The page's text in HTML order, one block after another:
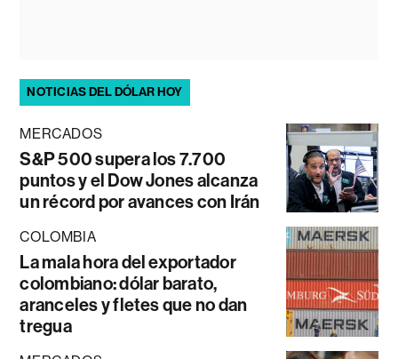
NOTICIAS DEL DÓLAR HOY
MERCADOS
S&P 500 supera los 7.700
puntos y el Dow Jones alcanza
un récord por avances con Irán
COLOMBIA
La mala hora del exportador
colombiano: dólar barato,
aranceles y fletes que no dan
tregua